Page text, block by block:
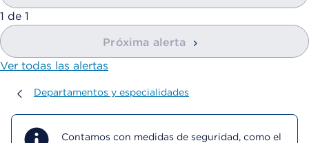
mostrando
1 de 1
Próxima alerta
Ver todas las alertas
Departamentos y especialidades
Departamentos y especialidades
Contamos con medidas de seguridad, como el